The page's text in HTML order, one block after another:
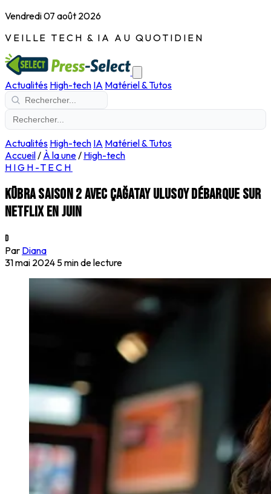
Vendredi 07 août 2026
VEILLE TECH & IA AU QUOTIDIEN
Actualités High-tech IA Matériel & Tutos
Actualités High-tech IA Matériel & Tutos
Accueil/ À la une/ High-tech
HIGH-TECH
Kübra saison 2 avec Çağatay Ulusoy débarque sur
Netflix en juin
D
Par Diana
31 mai 2024 5 min de lecture